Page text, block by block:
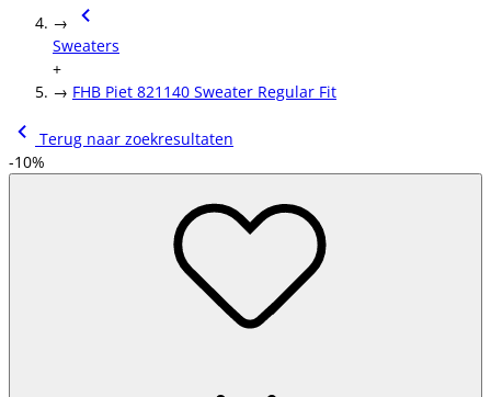
→
Sweaters
+
→ FHB Piet 821140 Sweater Regular Fit
Terug naar zoekresultaten
-10%